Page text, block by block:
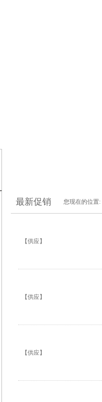
最新促销 您现在的位置:
【供应】
【供应】
【供应】